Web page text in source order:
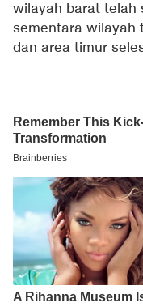
wilayah barat telah
sementara wilayah
dan area timur